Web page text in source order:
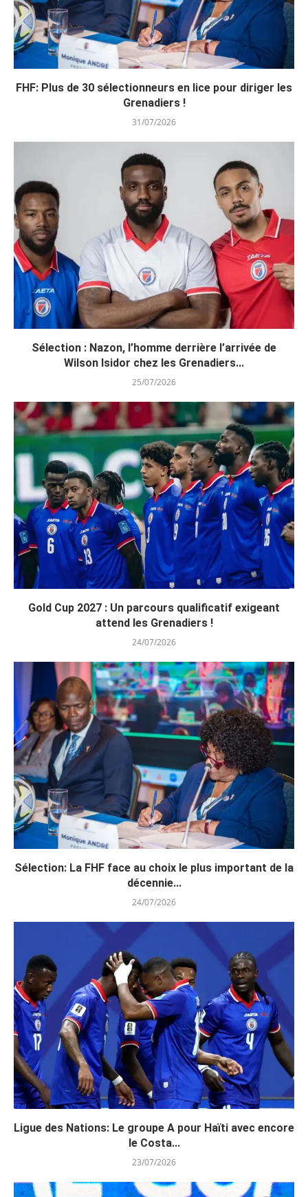
FHF: Plus de 30 sélectionneurs en lice pour diriger les
Grenadiers !
31/07/2026
Sélection : Nazon, l’homme derrière l’arrivée de
Wilson Isidor chez les Grenadiers...
25/07/2026
Gold Cup 2027 : Un parcours qualificatif exigeant
attend les Grenadiers !
24/07/2026
Sélection: La FHF face au choix le plus important de la
décennie...
24/07/2026
Ligue des Nations: Le groupe A pour Haïti avec encore
le Costa...
23/07/2026